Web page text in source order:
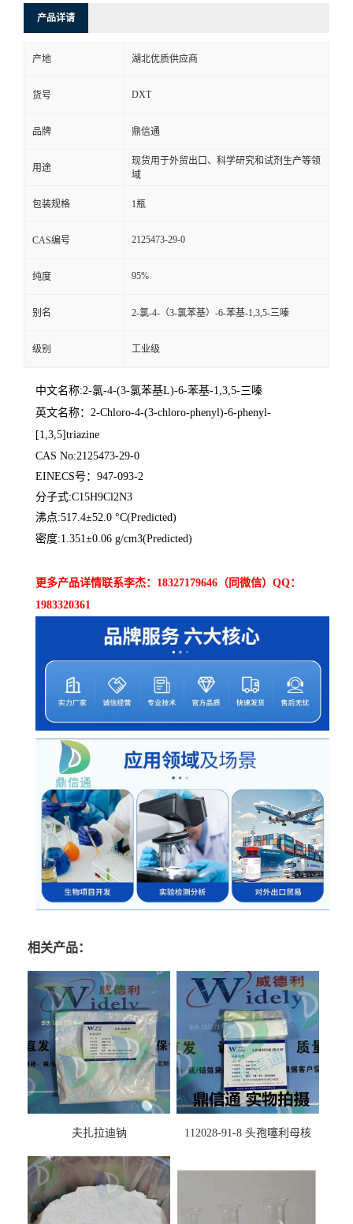
产品详请
产地 湖北优质供应商
货号 DXT
品牌 鼎信通
用途
现货用于外贸出口、科学研究和试剂生产等领
域
包装规格 1瓶
CAS编号 2125473-29-0
纯度 95%
别名 2-氯-4-（3-氯苯基）-6-苯基-1,3,5-三嗪
级别 工业级
中文名称:2-氯-4-(3-氯苯基L)-6-苯基-1,3,5-三嗪
英文名称：2-Chloro-4-(3-chloro-phenyl)-6-phenyl-
[1,3,5]triazine
CAS No:2125473-29-0
EINECS号：947-093-2
分子式:C15H9Cl2N3
沸点:517.4±52.0 °C(Predicted)
密度:1.351±0.06 g/cm3(Predicted)
更多产品详情联系李杰：18327179646（同微信）QQ：
1983320361
相关产品：
夫扎拉迪钠
112028-91-8 头孢噻利母核